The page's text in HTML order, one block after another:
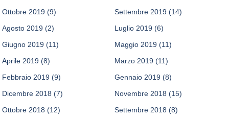
Ottobre 2019 (9) Settembre 2019 (14)
Agosto 2019 (2) Luglio 2019 (6)
Giugno 2019 (11) Maggio 2019 (11)
Aprile 2019 (8) Marzo 2019 (11)
Febbraio 2019 (9) Gennaio 2019 (8)
Dicembre 2018 (7) Novembre 2018 (15)
Ottobre 2018 (12) Settembre 2018 (8)